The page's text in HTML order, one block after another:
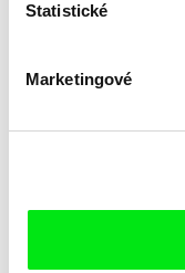
Statistické
Marketingové
Mario Schneider